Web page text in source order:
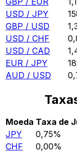
USD / JPY
GBP / USD
USD / CHF
USD / CAD
EUR / JPY
AUD / USD
Moeda Taxa de
JPY
0,75%
CHF
0,00%